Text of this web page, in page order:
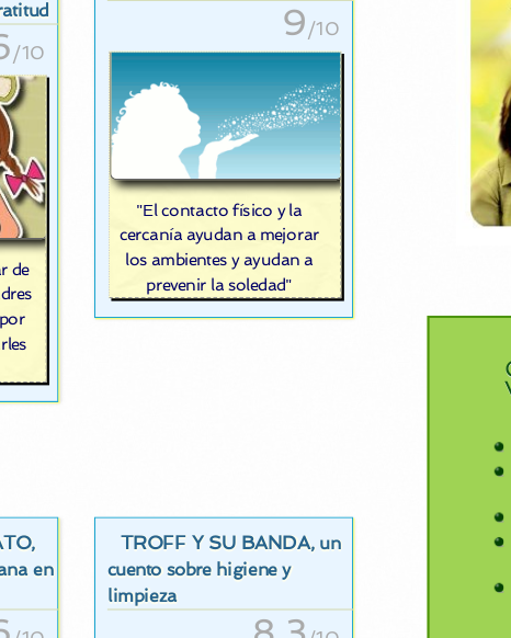
/10
de
9 /10
"El contacto físico y la
cercanía ayudan a mejorar
los ambientes y ayudan a
prevenir la soledad"
,
en
TROFF Y SU BANDA, un
cuento sobre higiene y
limpieza